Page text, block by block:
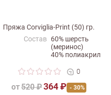
Пряжа Corviglia-Print (50) гр.
от520 ₽364 ₽ - 30%
Состав
60% шерсть
(меринос)
40% полиакрил
Вес мотка
50 г
Производитель Schulana
0